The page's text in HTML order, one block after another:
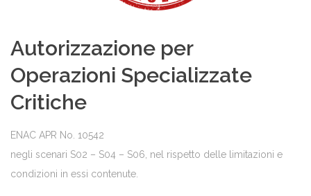
Autorizzazione per
Operazioni Specializzate
Critiche
ENAC APR No. 10542
negli scenari S02 – S04 – S06, nel rispetto delle limitazioni e
condizioni in essi contenute.